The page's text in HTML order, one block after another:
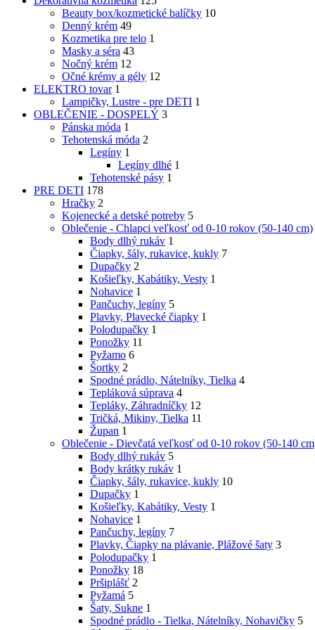
Beauty box/kozmetické balíčky 10
Denný krém 49
Kozmetika pre telo 1
Masky a séra 43
Nočný krém 12
Očné krémy a gély 12
ELEKTRO tovar 1
Lampičky, Lustre - pre DETI 1
OBLEČENIE - DOSPELÝ 3
Pánska móda 1
Tehotenská móda 2
Legíny 1
Legíny dlhé 1
Tehotenské pásy 1
PRE DETI 178
Hračky 2
Kojenecké a detské potreby 5
Oblečenie - Chlapci veľkosť od 0-10 rokov (50-140 cm)
Body dlhý rukáv 1
Čiapky, šály, rukavice, kukly 7
Dupačky 2
Košieľky, Kabátiky, Vesty 1
Nohavice 1
Pančuchy, legíny 5
Plavky, Plavecké čiapky 1
Polodupačky 1
Ponožky 11
Pyžamo 6
Šortky 2
Spodné prádlo, Nátelníky, Tielka 4
Tepláková súprava 4
Tepláky, Záhradníčky 12
Tričká, Mikiny, Tielka 11
Župan 1
Oblečenie - Dievčatá veľkosť od 0-10 rokov (50-140
Body dlhý rukáv 5
Body krátky rukáv 1
Čiapky, šály, rukavice, kukly 10
Dupačky 1
Košieľky, Kabátiky, Vesty 1
Nohavice 1
Pančuchy, legíny 7
Plavky, Čiapky na plávanie, Plážové šaty 3
Polodupačky 1
Ponožky 18
Pršiplášť 2
Pyžamá 5
Šaty, Sukne 1
Spodné prádlo - Tielka, Nátelníky, Nohavičky 5